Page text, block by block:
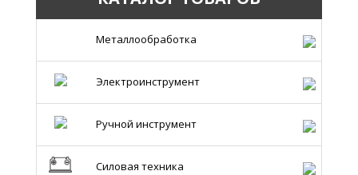
Металлообработка
Электроинструмент
Ручной инструмент
Силовая техника